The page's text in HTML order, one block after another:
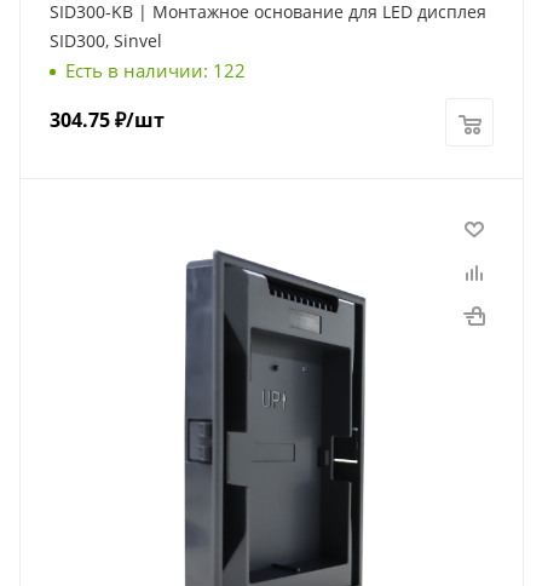
SID300-KB | Монтажное основание для LED дисплея
SID300, Sinvel
Есть в наличии: 122
304.75₽/шт